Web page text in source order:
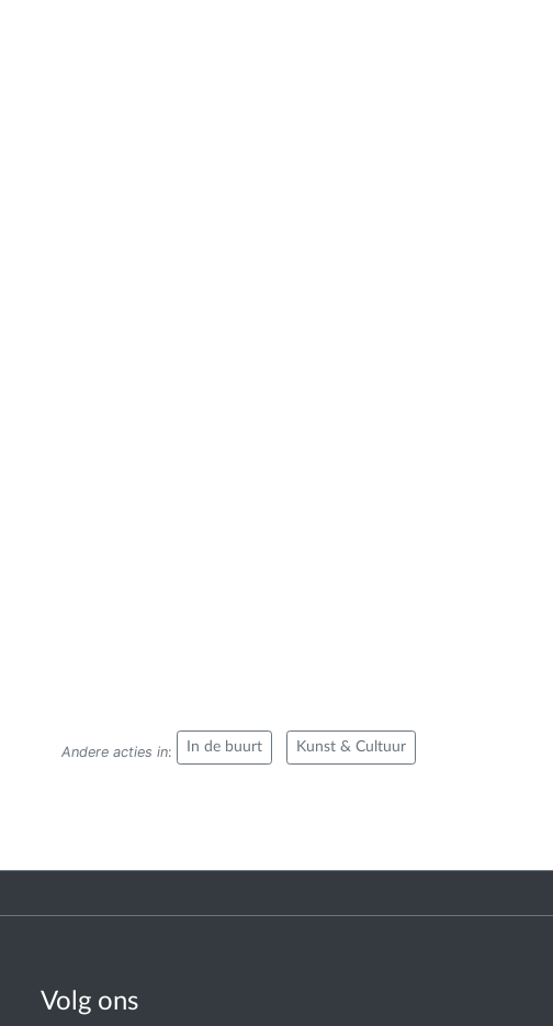
Andere acties in: In de buurt Kunst & Cultuur
Volg ons